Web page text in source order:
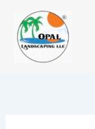
content